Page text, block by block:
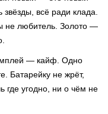
всё ради клада.
не любитель. Золото —
— кайф. Одно
Батарейку не жрёт,
где угодно, ни о чём не